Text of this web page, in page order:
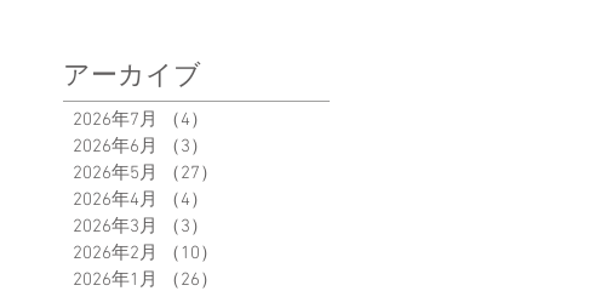
アーカイブ
2026年7月 （4）
2026年6月
（3）
2026年5月
（27）
2026年4月
（4）
2026年3月
（3）
2026年2月
（10）
2026年1月
（26）